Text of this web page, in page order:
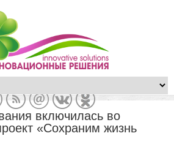
включилась во
«Сохраним жизнь